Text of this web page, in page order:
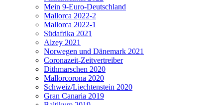
Mein 9-Euro-Deutschland
Mallorca 2022-2
Mallorca 2022-1
Südafrika 2021
Alzey 2021
Norwegen und Dänemark 2021
Coronazeit-Zeitvertreiber
Dithmarschen 2020
Mallorcorona 2020
Schweiz/Liechtenstein 2020
Gran Canaria 2019